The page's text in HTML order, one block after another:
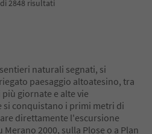
2848 risultati
naturali segnati, si
paesaggio altoatesino, tra
giornate e alte vie
si conquistano i primi metri di
direttamente l'escursione
2000, sulla Plose o a Plan